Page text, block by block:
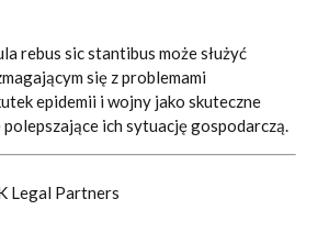
rebus sic stantibus może służyć
się z problemami
epidemii i wojny jako skuteczne
ich sytuację gospodarczą.
Legal Partners